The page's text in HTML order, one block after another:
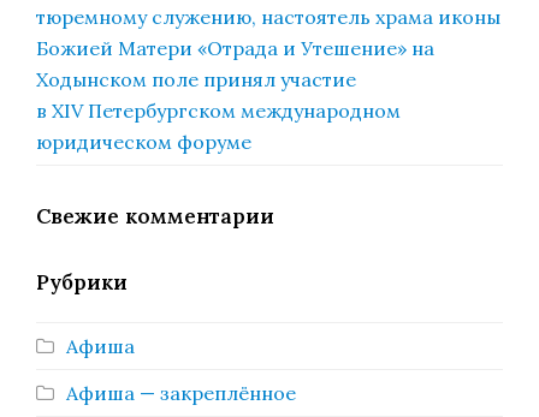
тюремному служению, настоятель храма иконы
Божией Матери «Отрада и Утешение» на
Ходынском поле принял участие
в XIV Петербургском международном
юридическом форуме
Свежие комментарии
Рубрики
Афиша
Афиша — закреплённое